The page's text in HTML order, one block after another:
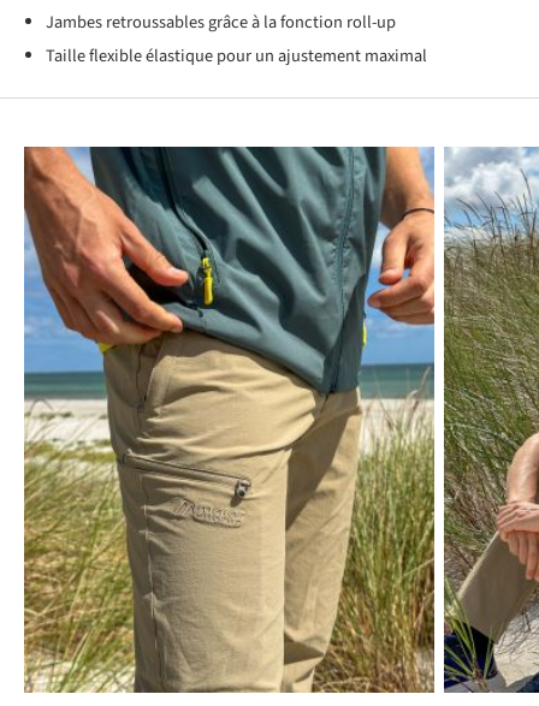
Jambes retroussables grâce à la fonction roll-up
Taille flexible élastique pour un ajustement maximal
Produktgalerie überspringen